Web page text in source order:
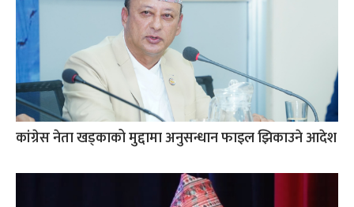
कांग्रेस नेता खड्काको मुद्दामा अनुसन्धान फाइल झिकाउने आदेश